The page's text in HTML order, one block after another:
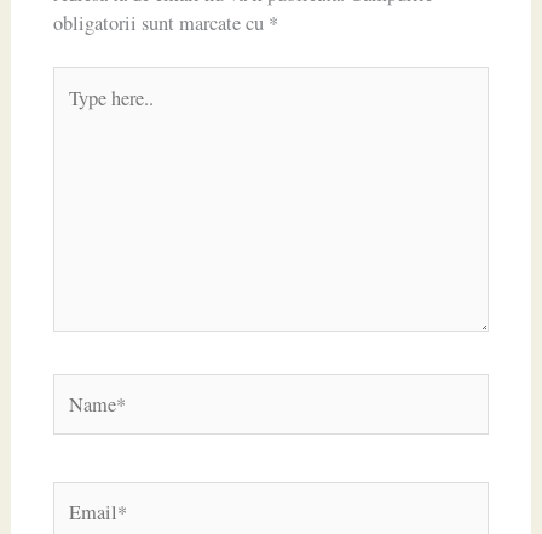
obligatorii sunt marcate cu *
here..